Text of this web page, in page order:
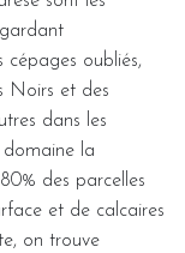
cépages oubliés,
Noirs et des
dans les
domaine la
des parcelles
et de calcaires
on trouve